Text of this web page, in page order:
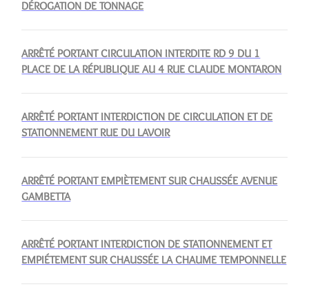
DÉROGATION DE TONNAGE
ARRÊTÉ PORTANT CIRCULATION INTERDITE RD 9 DU 1
PLACE DE LA RÉPUBLIQUE AU 4 RUE CLAUDE MONTARON
ARRÊTÉ PORTANT INTERDICTION DE CIRCULATION ET DE
STATIONNEMENT RUE DU LAVOIR
ARRÊTÉ PORTANT EMPIÈTEMENT SUR CHAUSSÉE AVENUE
GAMBETTA
ARRÊTÉ PORTANT INTERDICTION DE STATIONNEMENT ET
EMPIÉTEMENT SUR CHAUSSÉE LA CHAUME TEMPONNELLE